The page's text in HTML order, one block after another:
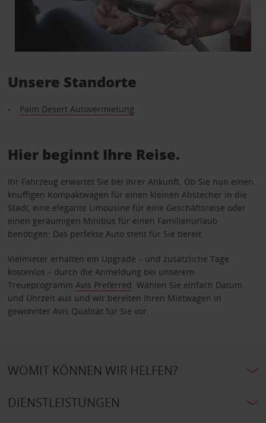
Unsere Standorte
Palm Desert Autovermietung
Hier beginnt Ihre Reise.
Ihr Fahrzeug erwartet Sie bei Ihrer Ankunft. Ob Sie nun einen
knuffigen Kompaktwagen für einen kleinen Abstecher in die
Stadt, eine elegante Limousine für eine Geschäftsreise oder
einen geräumigen Minibus für einen Familienurlaub
benötigen: Das perfekte Auto steht für Sie bereit.
Vielmieter erhalten ein Upgrade – und zusätzliche Tage
kostenlos – durch die Anmeldung bei unserem
Treueprogramm Avis Preferred . Wählen Sie einfach Datum
und Uhrzeit aus und wir bereiten Ihren Mietwagen in
gewohnter Avis Qualität für Sie vor.
WOMIT KÖNNEN WIR HELFEN?
DIENSTLEISTUNGEN